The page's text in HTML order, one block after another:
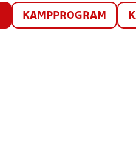
KAMPPROGRAM